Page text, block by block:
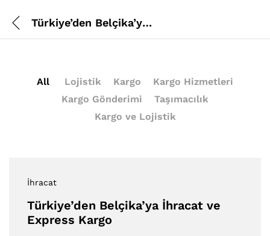
Türkiye’den Belçika’ya İhracat ve Express Kargo
All Lojistik Kargo
Kargo Hizmetleri
Kargo Gönderimi
Taşımacılık
Kargo ve Lojistik
İhracat
Türkiye’den Belçika’ya İhracat ve
Express Kargo